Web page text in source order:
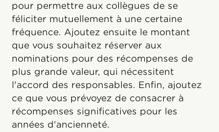
pour permettre aux collègues de se
féliciter mutuellement à une certaine
fréquence. Ajoutez ensuite le montant
que vous souhaitez réserver aux
nominations pour des récompenses de
plus grande valeur, qui nécessitent
l'accord des responsables. Enfin, ajoutez
ce que vous prévoyez de consacrer à
récompenses significatives pour les
années d'ancienneté.